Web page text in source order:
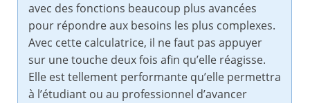
avec des fonctions beaucoup plus avancées
pour répondre aux besoins les plus complexes.
Avec cette calculatrice, il ne faut pas appuyer
sur une touche deux fois afin qu’elle réagisse.
Elle est tellement performante qu’elle permettra
à l’étudiant ou au professionnel d’avancer